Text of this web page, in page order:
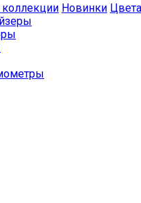
коллекции Новинки Цвета